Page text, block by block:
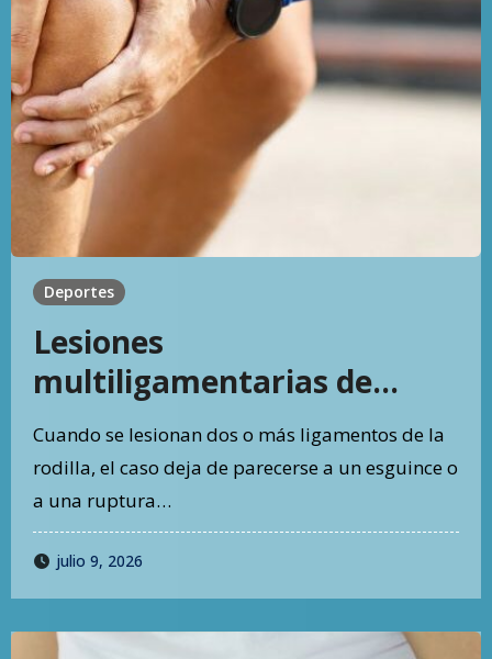
Deportes
Lesiones
multiligamentarias de
rodilla: por qué no son una
lesión deportiva común
Cuando se lesionan dos o más ligamentos de la
rodilla, el caso deja de parecerse a un esguince o
a una ruptura…
julio 9, 2026